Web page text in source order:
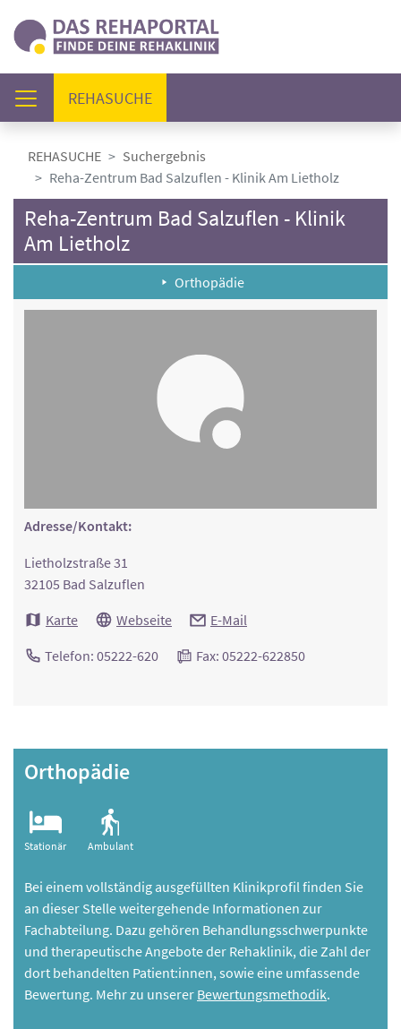
REHASUCHE(AKTUELL)
REHASUCHE
Suchergebnis
Reha-Zentrum Bad Salzuflen - Klinik Am Lietholz
Reha-Zentrum Bad Salzuflen - Klinik
Am Lietholz
Orthopädie
Adresse/Kontakt:
Lietholzstraße 31
32105 Bad Salzuflen
Karte
Webseite E-Mail
Telefon: 05222-620 Fax: 05222-622850
Orthopädie
Stationär Ambulant
Bei einem vollständig ausgefüllten Klinikprofil finden Sie
an dieser Stelle weitergehende Informationen zur
Fachabteilung. Dazu gehören Behandlungsschwerpunkte
und therapeutische Angebote der Rehaklinik, die Zahl der
dort behandelten Patient:innen, sowie eine umfassende
Bewertung. Mehr zu unserer Bewertungsmethodik.